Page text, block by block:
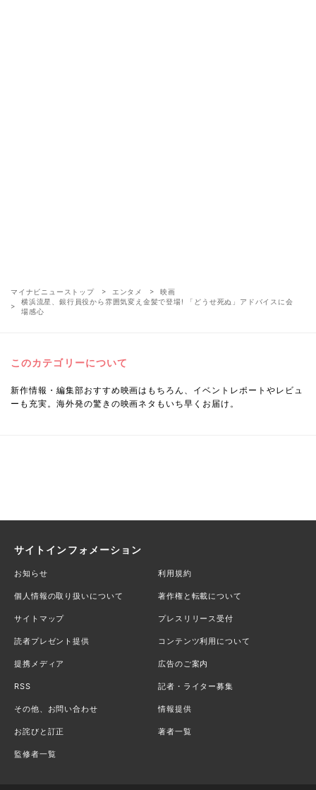
マイナビニューストップ エンタメ
映画
横浜流星、銀行員役から雰囲気変え金髪で登場! 「どうせ死ぬ」アドバイスに会
場感心
このカテゴリーについて
新作情報・編集部おすすめ映画はもちろん、イベントレポートやレビュ
ーも充実。海外発の驚きの映画ネタもいち早くお届け。
サイトインフォメーション
お知らせ 利用規約
個人情報の取り扱いについて 著作権と転載について
サイトマップ プレスリリース受付
読者プレゼント提供 コンテンツ利用について
提携メディア 広告のご案内
RSS 記者・ライター募集
その他、お問い合わせ 情報提供
お詫びと訂正 著者一覧
監修者一覧